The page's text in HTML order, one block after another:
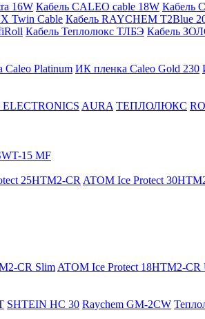
16W Кабель CALEO cable 18W Кабель
Twin Cable Кабель RAYCHEM T2Blue
Кабель Теплолюкс ТЛБЭ Кабель
Platinum ИК пленка Caleo Gold 230
ELECTRONICS AURA ТЕПЛОЛЮКС
15 MF
25HTM2-CR ATOM Ice Protect
CR Slim ATOM Ice Protect 18HTM2-CR
SHTEIN HC 30 Raychem GM-2CW